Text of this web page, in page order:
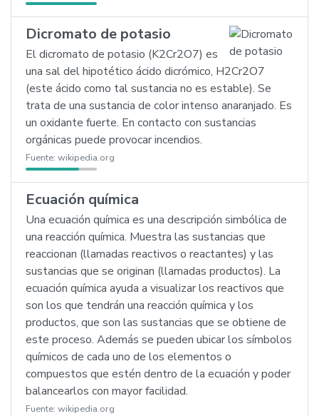
Dicromato de potasio
El dicromato de potasio (K2Cr2O7) es
una sal del hipotético ácido dicrómico, H2Cr2O7
(este ácido como tal sustancia no es estable). Se
trata de una sustancia de color intenso anaranjado. Es
un oxidante fuerte. En contacto con sustancias
orgánicas puede provocar incendios.
Fuente: wikipedia.org
Ecuación química
Una ecuación química es una descripción simbólica de
una reacción química. Muestra las sustancias que
reaccionan (llamadas reactivos o reactantes) y las
sustancias que se originan (llamadas productos). La
ecuación química ayuda a visualizar los reactivos que
son los que tendrán una reacción química y los
productos, que son las sustancias que se obtiene de
este proceso. Además se pueden ubicar los símbolos
químicos de cada uno de los elementos o
compuestos que estén dentro de la ecuación y poder
balancearlos con mayor facilidad.
Fuente: wikipedia.org